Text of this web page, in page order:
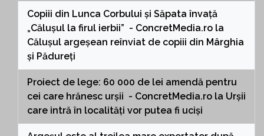
Copiii din Lunca Corbului și Săpata învață
„Călușul la firul ierbii” - ConcretMedia.ro la
Călușul argeșean reînviat de copiii din Mârghia
și Pădureți
Proiect de lege: 60 000 de lei amendă pentru
cei care hrănesc urșii - ConcretMedia.ro la Urșii
care intră în localități vor putea fi uciși